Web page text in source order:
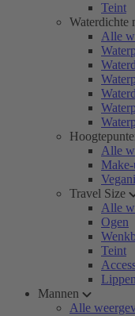
Teint
Waterdichte
Alle
Alle
Travel Size
Alle
Ogen
Teint
Lippen
Mannen
Alle